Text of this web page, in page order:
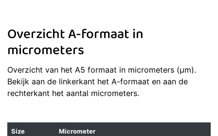
Overzicht A-formaat in
micrometers
Overzicht van het A5 formaat in micrometers (μm).
Bekijk aan de linkerkant het A-formaat en aan de
rechterkant het aantal micrometers.
Size Micrometer